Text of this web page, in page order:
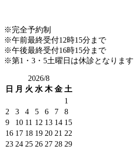
※完全予約制
※午前最終受付12時15分まで
※午後最終受付16時15分まで
※第1・3・5土曜日は休診となります
2026/8
日 月 火 水 木 金 土
1
2
3 4 5 6 7
8
9
10 11 12 13 14 15
16 17 18 19 20 21 22
23 24 25 26 27 28 29